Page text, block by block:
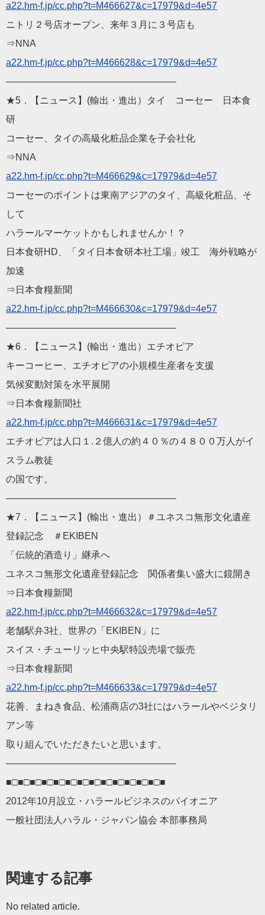
a22.hm-f.jp/cc.php?t=M466627&c=17979&d=4e57
ニトリ２号店オープン、来年３月に３号店も
⇒NNA
a22.hm-f.jp/cc.php?t=M466628&c=17979&d=4e57
——————————————————
★5．【ニュース】(輸出・進出）タイ コーセー 日本食
研
コーセー、タイの高級化粧品企業を子会社化
⇒NNA
a22.hm-f.jp/cc.php?t=M466629&c=17979&d=4e57
コーセーのポイントは東南アジアのタイ、高級化粧品、そ
して
ハラールマーケットかもしれませんか！？
日本食研HD、「タイ日本食研本社工場」竣工 海外戦略が
加速
⇒日本食糧新聞
a22.hm-f.jp/cc.php?t=M466630&c=17979&d=4e57
——————————————————
★6．【ニュース】(輸出・進出）エチオピア
キーコーヒー、エチオピアの小規模生産者を支援
気候変動対策を水平展開
⇒日本食糧新聞社
a22.hm-f.jp/cc.php?t=M466631&c=17979&d=4e57
エチオピアは人口１.２億人の約４０％の４８００万人がイ
スラム教徒
の国です。
——————————————————
★7．【ニュース】(輸出・進出）＃ユネスコ無形文化遺産
登録記念 ＃EKIBEN
「伝統的酒造り」継承へ
ユネスコ無形文化遺産登録記念 関係者集い盛大に鏡開き
⇒日本食糧新聞
a22.hm-f.jp/cc.php?t=M466632&c=17979&d=4e57
老舗駅弁3社、世界の「EKIBEN」に
スイス・チューリッヒ中央駅特設売場で販売
⇒日本食糧新聞
a22.hm-f.jp/cc.php?t=M466633&c=17979&d=4e57
花善、まねき食品、松浦商店の3社にはハラールやベジタリ
アン等
取り組んでいただきたいと思います。
——————————————————
■□■□■□■□■□■□■□■□■□■□■□■□■□■
2012年10月設立・ハラールビジネスのパイオニア
一般社団法人ハラル・ジャパン協会 本部事務局
関連する記事
No related article.